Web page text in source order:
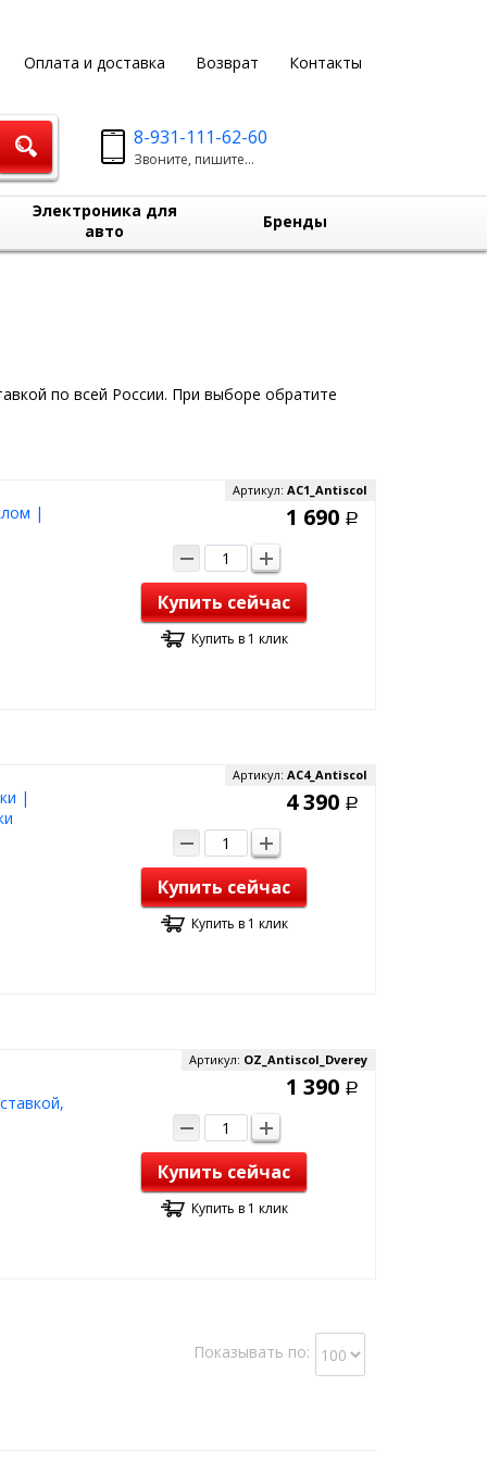
Оплата и доставка Возврат Контакты
8-931-111-62-60
Звоните, пишите...
Электроника для
авто
Бренды
по всей России. При выборе обратите
|
Артикул: AC1_Antiscol
1 690 Р
Купить сейчас
Купить в 1 клик
|
Артикул: AC4_Antiscol
4 390 Р
Купить сейчас
Купить в 1 клик
Артикул: OZ_Antiscol_Dverey
1 390 Р
Купить сейчас
Купить в 1 клик
Показывать по: